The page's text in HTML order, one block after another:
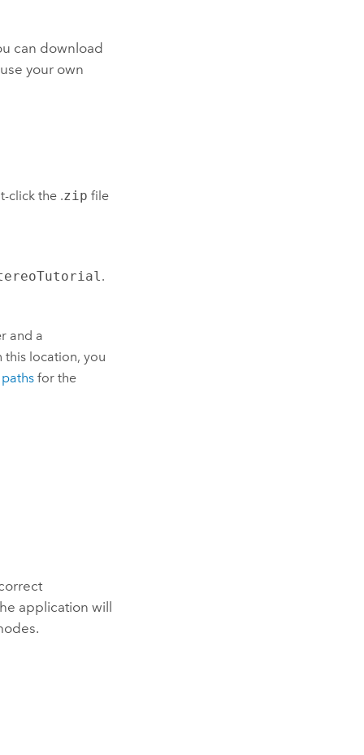
can download
your own
click the .zip file
.
and a
this location, you
for the
application will